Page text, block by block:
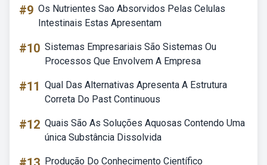
#9 Os Nutrientes Sao Absorvidos Pelas Celulas
Intestinais Estas Apresentam
#10 Sistemas Empresariais São Sistemas Ou
Processos Que Envolvem A Empresa
#11 Qual Das Alternativas Apresenta A Estrutura
Correta Do Past Continuous
#12 Quais São As Soluções Aquosas Contendo Uma
única Substância Dissolvida
Produção Do Conhecimento Científico